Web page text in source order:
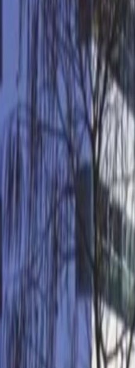
hónap
town of Budapest
location in the
of businesses in
the local bus service -
with people in
or Budapest Airport,
place your
find what you need
time to put your head
external shared
in comfortable
happy to help should
ask. After work, you’re
is just a 20-
retail spots and
5, 2040
10, 1117